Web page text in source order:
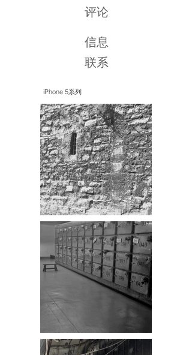
iPhone 5系列
评论
联系
信息